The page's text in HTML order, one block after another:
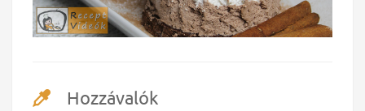
Hozzávalók